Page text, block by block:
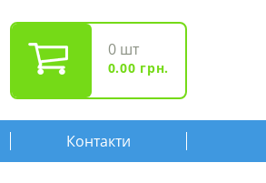
0шт
0.00 грн.
Контакти